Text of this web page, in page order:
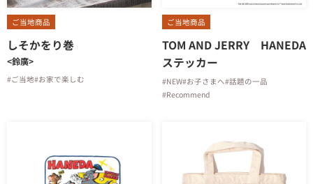
ご当地商品
しそかをり巻
<鈴廣>
#ご当地#お家で楽しむ
ご当地商品
TOM AND JERRY HANEDA
ステッカー
#NEW#お子さまへ#話題の一品
#Recommend